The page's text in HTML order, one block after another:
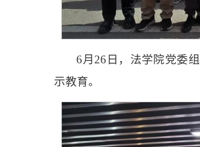
6月26日，法学院党委
示教育。